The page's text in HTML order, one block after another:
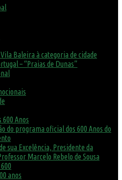
Vila Baleira à categoria de cidade
– “Praias de Dunas”
600 Anos
do programa oficial dos 600 Anos do
sua Excelência, Presidente da
Marcelo Rebelo de Sousa
anos